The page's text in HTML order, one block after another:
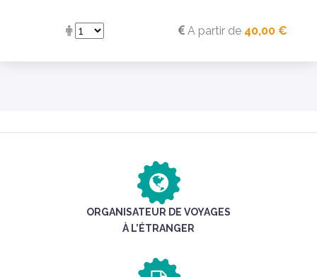
A partir de 40,00 €
ORGANISATEUR DE VOYAGES
À L’ÉTRANGER